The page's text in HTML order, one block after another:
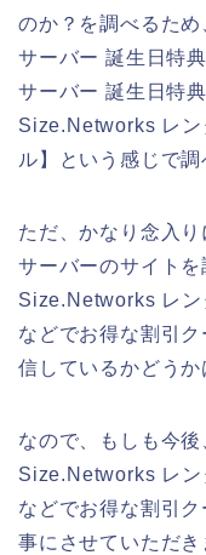
のか？を調べるた
サーバー 誕生日特
サーバー 誕生日特
Size.Networks レン
ル】という感じで調
ただ、かなり念入
サーバーのサイト
Size.Networks レン
などでお得な割引
信しているかどうか
なので、もしも今
Size.Networks レン
などでお得な割引
事にさせていただき